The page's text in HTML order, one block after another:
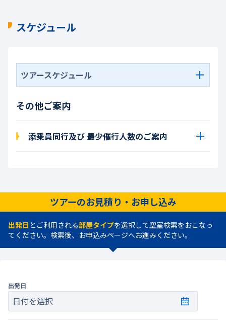
スケジュール
ツアースケジュール
その他ご案内
添乗員同行及び 最少催行人数のご案内
ツアーのお見積り・お申し込み
出発日 とご利用される部屋タイプを選択して空室検索をおこなっ
てください。検索後、お申込みページへお進みください。
出発日
日付を選択